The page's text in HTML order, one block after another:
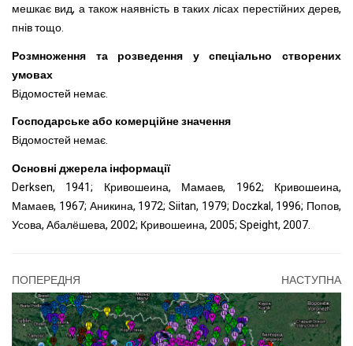
мешкає вид, а також наявність в таких лісах перестійних дерев,
пнів тощо.
Розмноження та розведення у спеціально створених
умовах
Відомостей немає.
Господарське або комерційне значення
Відомостей немає.
Основні джерела інформації
Derksen, 1941; Кривошеина, Мамаев, 1962; Кривошеина,
Мамаев, 1967; Аникина, 1972; Siitan, 1979; Doczkal, 1996; Попов,
Усова, Абалёшева, 2002; Кривошеина, 2005; Speight, 2007.
ПОПЕРЕДНЯ НАСТУПНА